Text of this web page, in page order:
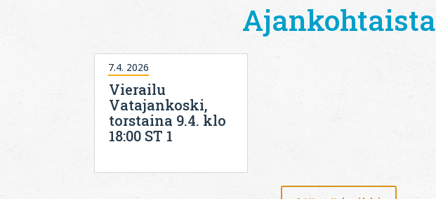
Ajankohtaista
Vierailu
Vatajankoski,
torstaina 9.4. klo
18:00 ST 1
7.4. 2026